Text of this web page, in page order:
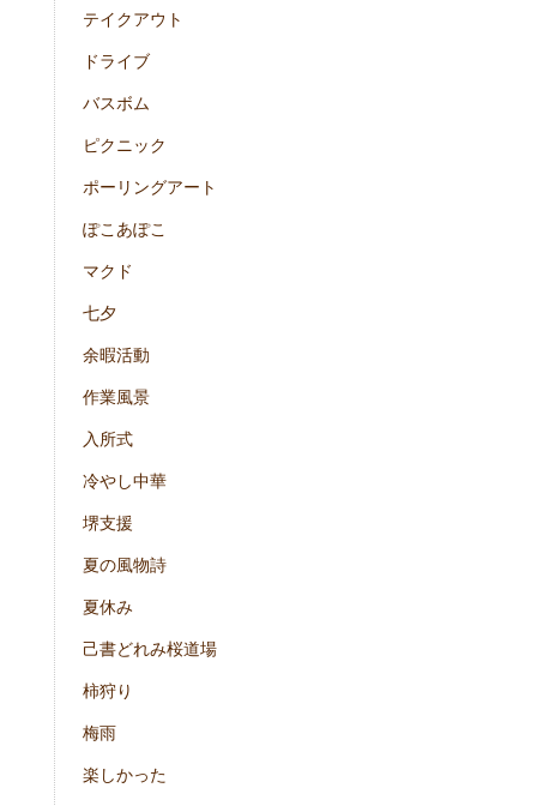
テイクアウト
ドライブ
バスボム
ピクニック
ポーリングアート
ぽこあぽこ
マクド
七夕
余暇活動
作業風景
入所式
冷やし中華
堺支援
夏の風物詩
夏休み
己書どれみ桜道場
柿狩り
梅雨
楽しかった